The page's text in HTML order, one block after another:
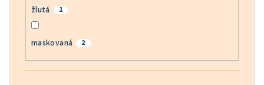
žlutá 1
maskovaná 2